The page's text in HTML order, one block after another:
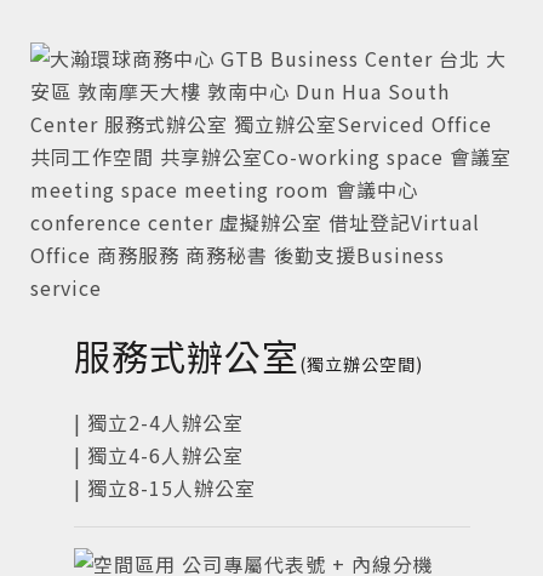
服務式辦公室 (獨立辦公空間)
| 獨立2-4人辦公室
| 獨立4-6人辦公室
| 獨立8-15人辦公室
公司專屬代表號 + 內線分機